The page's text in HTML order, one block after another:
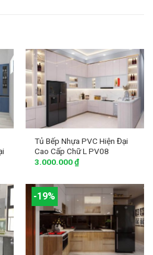
Tủ Bếp Nhựa PVC Hiện Đại
Cao Cấp Chữ L PV08
3.000.000₫
-19%